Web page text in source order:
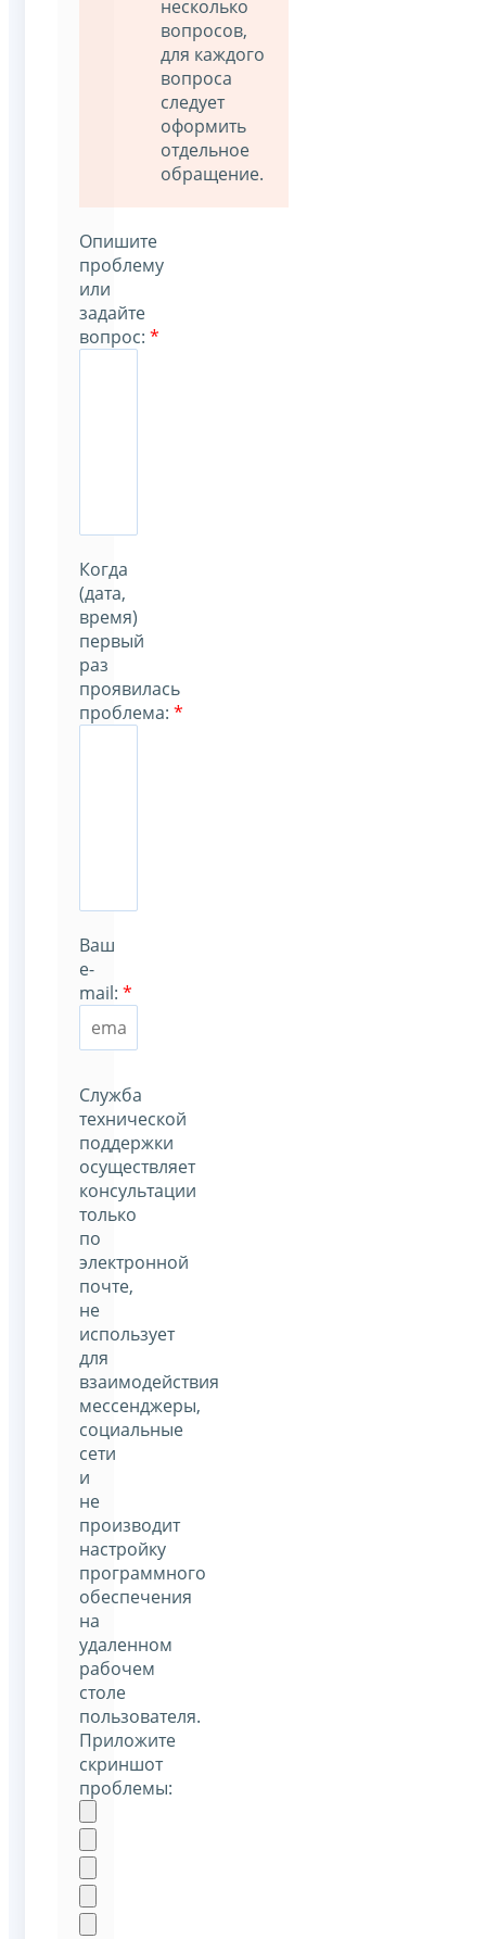
несколько
вопросов,
для каждого
вопроса
следует
оформить
отдельное
обращение.
Опишите
проблему
или
задайте
вопрос: *
Когда
(дата,
время)
первый
раз
проявилась
проблема: *
Ваш
e-
mail: *
Служба
технической
поддержки
осуществляет
консультации
только
по
электронной
почте,
не
использует
для
взаимодействия
мессенджеры,
социальные
сети
и
не
производит
настройку
программного
обеспечения
на
удаленном
рабочем
столе
пользователя.
Приложите
скриншот
проблемы: